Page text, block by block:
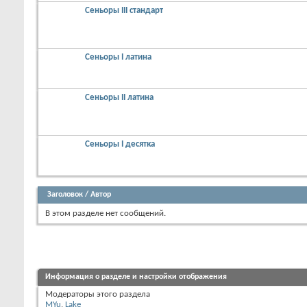
Сеньоры III стандарт
Сеньоры I латина
Сеньоры II латина
Сеньоры I десятка
Заголовок / Автор
В этом разделе нет сообщений.
Информация о разделе и настройки отображения
Модераторы этого раздела
MYu, Lake